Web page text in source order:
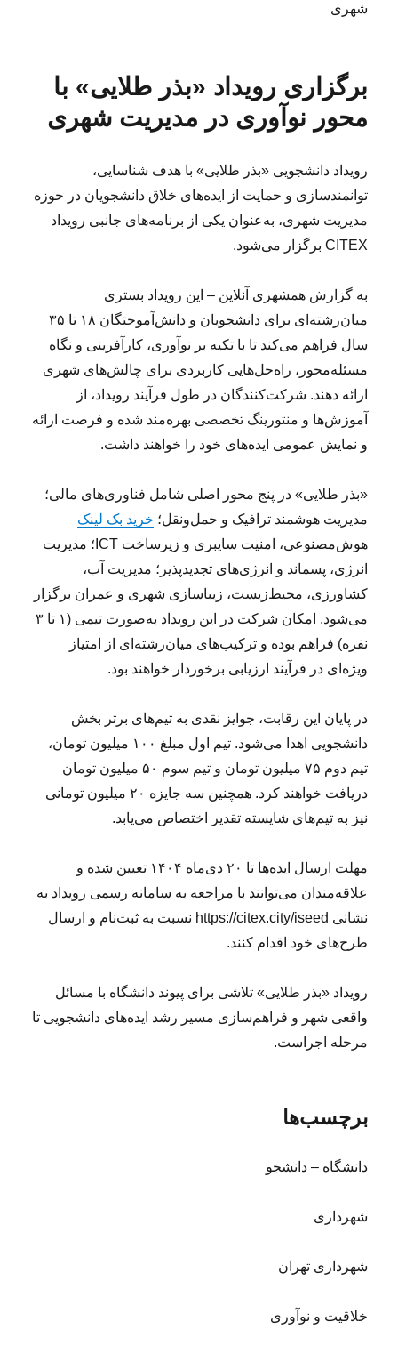
شهری
برگزاری رویداد «بذر طلایی» با
محور نوآوری در مدیریت شهری
رویداد دانشجویی «بذر طلایی» با هدف شناسایی،
توانمندسازی و حمایت از ایده‌های خلاق دانشجویان در حوزه
مدیریت شهری، به‌عنوان یکی از برنامه‌های جانبی رویداد
CITEX برگزار می‌شود.
به گزارش همشهری آنلاین – این رویداد بستری
میان‌رشته‌ای برای دانشجویان و دانش‌آموختگان ۱۸ تا ۳۵
سال فراهم می‌کند تا با تکیه بر نوآوری، کارآفرینی و نگاه
مسئله‌محور، راه‌حل‌هایی کاربردی برای چالش‌های شهری
ارائه دهند. شرکت‌کنندگان در طول فرآیند رویداد، از
آموزش‌ها و منتورینگ تخصصی بهره‌مند شده و فرصت ارائه
و نمایش عمومی ایده‌های خود را خواهند داشت.
«بذر طلایی» در پنج محور اصلی شامل فناوری‌های مالی؛
مدیریت هوشمند ترافیک و حمل‌ونقل؛ خرید بک لینک
هوش‌مصنوعی، امنیت سایبری و زیرساخت ICT؛ مدیریت
انرژی، پسماند و انرژی‌های تجدیدپذیر؛ مدیریت آب،
کشاورزی، محیط‌زیست، زیباسازی شهری و عمران برگزار
می‌شود. امکان شرکت در این رویداد به‌صورت تیمی (۱ تا ۳
نفره) فراهم بوده و ترکیب‌های میان‌رشته‌ای از امتیاز
ویژه‌ای در فرآیند ارزیابی برخوردار خواهند بود.
در پایان این رقابت، جوایز نقدی به تیم‌های برتر بخش
دانشجویی اهدا می‌شود. تیم اول مبلغ ۱۰۰ میلیون تومان،
تیم دوم ۷۵ میلیون تومان و تیم سوم ۵۰ میلیون تومان
دریافت خواهند کرد. همچنین سه جایزه ۲۰‌ میلیون تومانی
نیز به تیم‌های شایسته تقدیر اختصاص می‌یابد.
مهلت ارسال ایده‌ها تا ۲۰ دی‌ماه ۱۴۰۴ تعیین شده و
علاقه‌مندان می‌توانند با مراجعه به سامانه رسمی رویداد به
نشانی https://citex.city/iseed نسبت به ثبت‌نام و ارسال
طرح‌های خود اقدام کنند.
رویداد «بذر طلایی» تلاشی برای پیوند دانشگاه با مسائل
واقعی شهر و فراهم‌سازی مسیر رشد ایده‌های دانشجویی تا
مرحله اجراست.
برچسب‌ها
دانشگاه – دانشجو
شهرداری
شهردارى تهران
خلاقیت و نوآوری